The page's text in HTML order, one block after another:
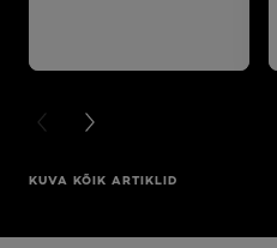
PREVIOUS CARD
NEXT CARD
KUVA KÕIK ARTIKLID